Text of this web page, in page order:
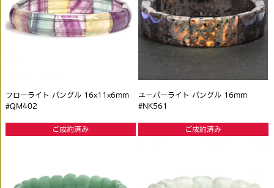
フローライト バングル 16x11x6mm
#QM402
ご成約済み
ユーパーライト バングル 16mm
#NK561
ご成約済み